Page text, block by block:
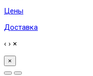
Цены
Доставка
‹ › ×
×